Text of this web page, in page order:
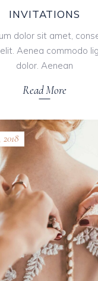
INVITATIONS
dolor sit amet,
Aenea commodo
dolor. Aenean
Read More